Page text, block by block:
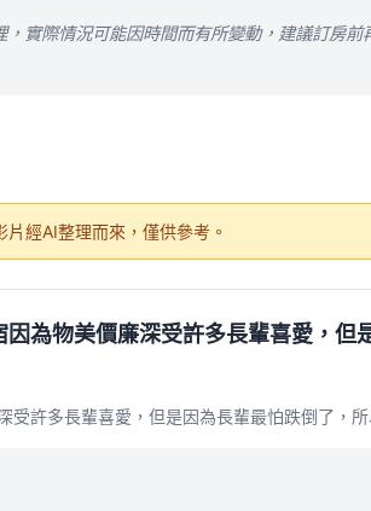
實際情況可能因時間而有所變動，建議訂房前
經AI整理而來，僅供參考。
為物美價廉深受許多長輩喜愛，但
受許多長輩喜愛，但是因為長輩最怕跌倒了